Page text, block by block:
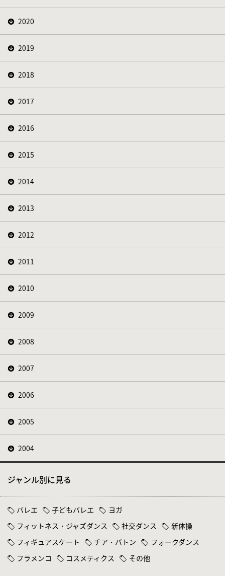
2020
2019
2018
2017
2016
2015
2014
2013
2012
2011
2010
2009
2008
2007
2006
2005
2004
ジャンル別に見る
バレエ 子どもバレエ
ヨガ
フィットネス・ジャズダンス
社交ダンス
新体操
フィギュアスケート
チア・バトン
フォークダンス
フラメンコ
コスメティクス その他